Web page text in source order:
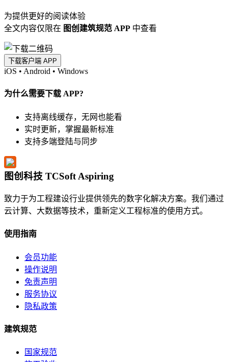
为提供更好的阅读体验
全文内容仅限在 图创建筑规范 APP 中查看
下载客户端 APP
iOS • Android • Windows
为什么需要下载 APP?
支持离线缓存，无网也能看
实时更新，掌握最新标准
支持多端登陆与同步
图创科技 TCSoft Aspiring
致力于为工程建设行业提供领先的数字化解决方案。我们通过
云计算、大数据等技术，重新定义工程标准的使用方式。
使用指南
会员功能
操作说明
免责声明
服务协议
隐私政策
建筑规范
国家规范